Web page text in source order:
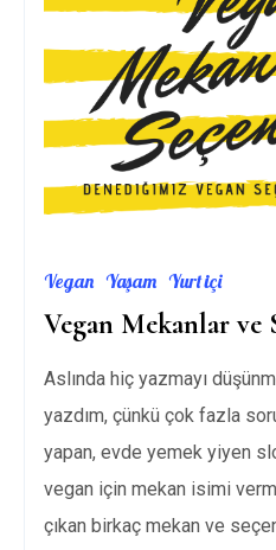
Vegan Yaşam Yurt içi
Vegan Mekanlar ve
Aslında hiç yazmayı
yazdım, çünkü çok fazla
yapan, evde yemek yiyen
vegan için mekan isimi
çıkan birkaç mekan ve